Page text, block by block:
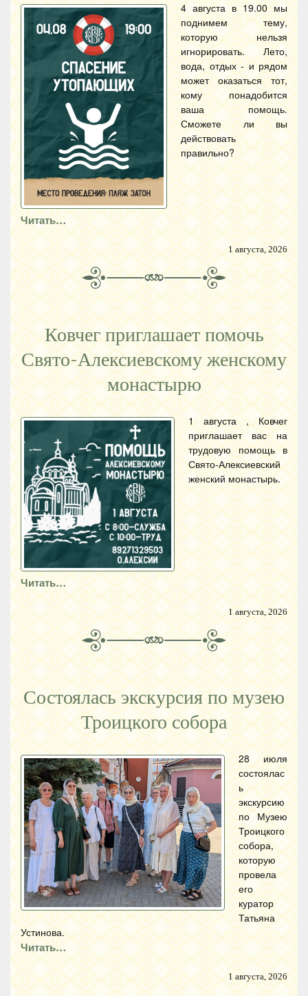
4 августа в 19.00 мы
поднимем тему,
которую нельзя
игнорировать. Лето,
вода, отдых - и рядом
может оказаться тот,
кому понадобится
ваша помощь.
Сможете ли вы
действовать
правильно?
Читать…
1 августа, 2026
Ковчег приглашает помочь
Свято-Алексиевскому женскому
монастырю
1 августа , Ковчег
приглашает вас на
трудовую помощь в
Свято-Алексиевский
женский монастырь.
Читать…
1 августа, 2026
Состоялась экскурсия по музею
Троицкого собора
28 июля
состоялас
ь
экскурсию
по Музею
Троицкого
собора,
которую
провела
его
куратор
Татьяна
Устинова.
Читать…
1 августа, 2026